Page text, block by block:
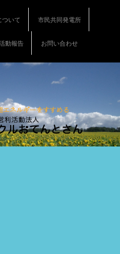
ついて 市民共同発電所
動報告 お問い合わせ